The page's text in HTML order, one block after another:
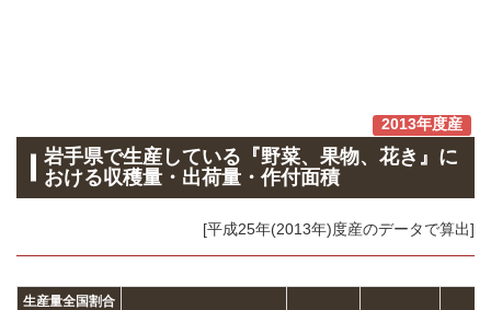
2013年度産
岩手県で生産している『野菜、果物、花き』に
おける収穫量・出荷量・作付面積
[平成25年(2013年)度産のデータで算出]
生産量全国割合